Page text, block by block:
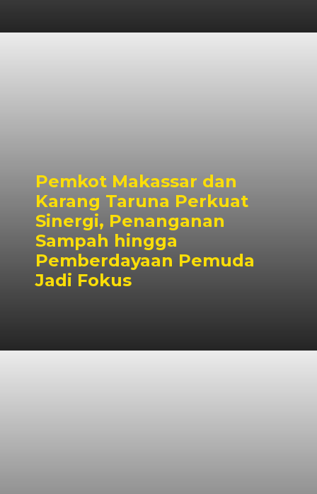
Pemkot Makassar dan
Karang Taruna Perkuat
Sinergi, Penanganan
Sampah hingga
Pemberdayaan Pemuda
Jadi Fokus